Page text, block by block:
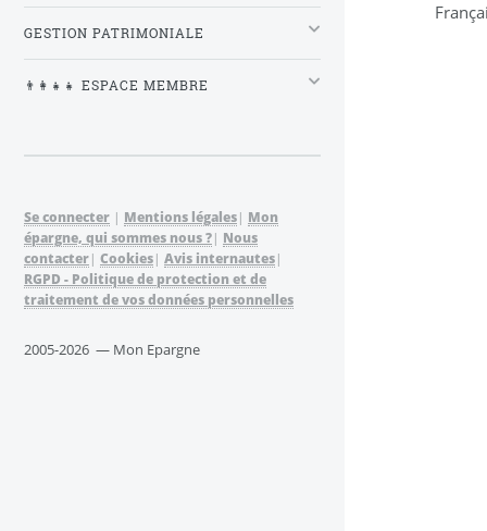
GESTION PATRIMONIALE
👨‍👩‍👧‍👧 ESPACE MEMBRE
Se connecter | Mentions légales| Mon
épargne, qui sommes nous ?| Nous
contacter| Cookies| Avis internautes|
RGPD - Politique de protection et de
traitement de vos données personnelles
2005-2026 — Mon Epargne